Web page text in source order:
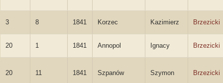
3 8 1841 Korzec Kazimierz Brzezicki
20 1 1841 Annopol Ignacy Brzezicki
20 11 1841 Szpanów Szymon Brzezicki